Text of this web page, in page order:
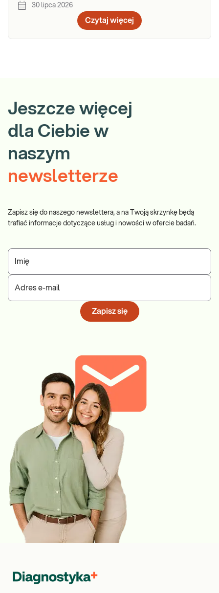
30 lipca 2026
Czytaj więcej
Jeszcze więcej
dla Ciebie w
naszym
newsletterze
Zapisz się do naszego newslettera, a na Twoją skrzynkę będą
trafiać informacje dotyczące usług i nowości w ofercie badań.
Imię
Adres e-mail
Zapisz się